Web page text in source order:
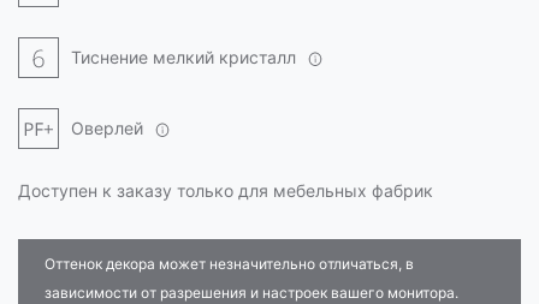
Тиснение мелкий кристалл
Оверлей
Доступен к заказу только для мебельных фабрик
Оттенок декора может незначительно отличаться, в
зависимости от разрешения и настроек вашего монитора.